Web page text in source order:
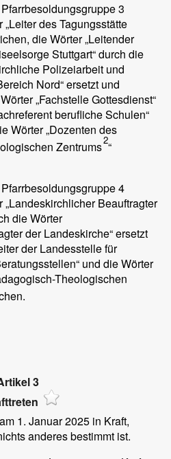
3
des Tagungsstätte
die Wörter „Leitender
Stuttgart“ durch die
Polizeiarbeit und
Nord“ ersetzt und
„Fachstelle Gottesdienst“
berufliche Schulen“
Wörter „Dozenten des
Zentrums2“
4
„Landeskirchlicher Beauftragter
die Wörter
der Landeskirche“ ersetzt
der Landesstelle für
und die Wörter
Theologischen
3
1. Januar 2025 in Kraft,
anderes bestimmt ist.